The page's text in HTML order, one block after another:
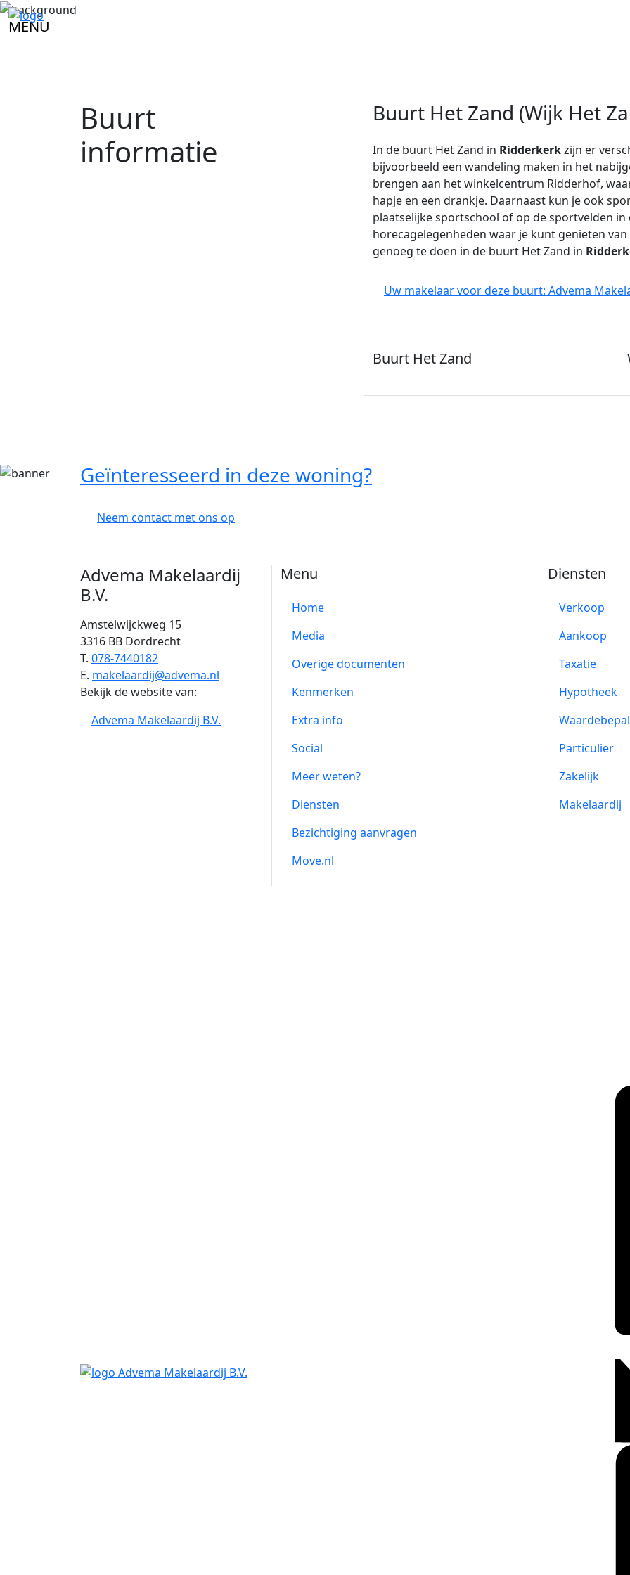
MENU
Buurt
informatie
Buurt Het Zand (Wijk Het
In de buurt Het Zand in Ridderkerkzijn er
bijvoorbeeld een wandeling maken in het
brengen aan het winkelcentrum Ridderhof,
hapje en een drankje. Daarnaast kun je ook
plaatselijke sportschool of op de sportvelden
horecagelegenheden waar je kunt genieten
genoeg te doen in de buurt Het Zand in
Uw makelaar voor deze buurt: Advema
Buurt Het Zand
Geïnteresseerd in deze woning?
Neem contact met ons op
Advema Makelaardij
B.V.
Amstelwijckweg 15
3316 BB Dordrecht
T. 078-7440182
E. makelaardij@advema.nl
Bekijk de website van:
Advema Makelaardij B.V.
Menu
Home
Media
Overige documenten
Kenmerken
Extra info
Social
Meer weten?
Diensten
Bezichtiging aanvragen
Move.nl
Diensten
Verkoop
Aankoop
Taxatie
Hypotheek
Particulier
Zakelijk
Makelaardij